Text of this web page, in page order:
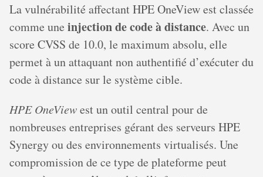
La vulnérabilité affectant HPE OneView est classée
comme une injection de code à distance. Avec un
score CVSS de 10.0, le maximum absolu, elle
permet à un attaquant non authentifié d’exécuter du
code à distance sur le système cible.
HPE OneViewest un outil central pour de
nombreuses entreprises gérant des serveurs HPE
Synergy ou des environnements virtualisés. Une
compromission de ce type de plateforme peut